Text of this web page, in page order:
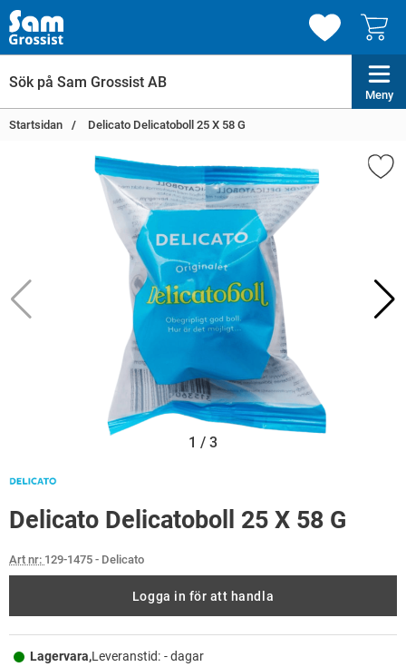
Meny
Startsidan Delicato Delicatoboll 25 X 58 G
1 / 3
Delicato Delicatoboll 25 X 58 G
Art nr: 129-1475 - Delicato
Logga in för att handla
Lagervara,Leveranstid: - dagar